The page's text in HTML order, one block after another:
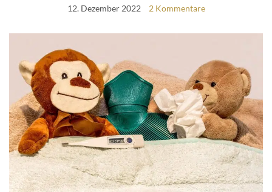
12. Dezember 2022 2 Kommentare